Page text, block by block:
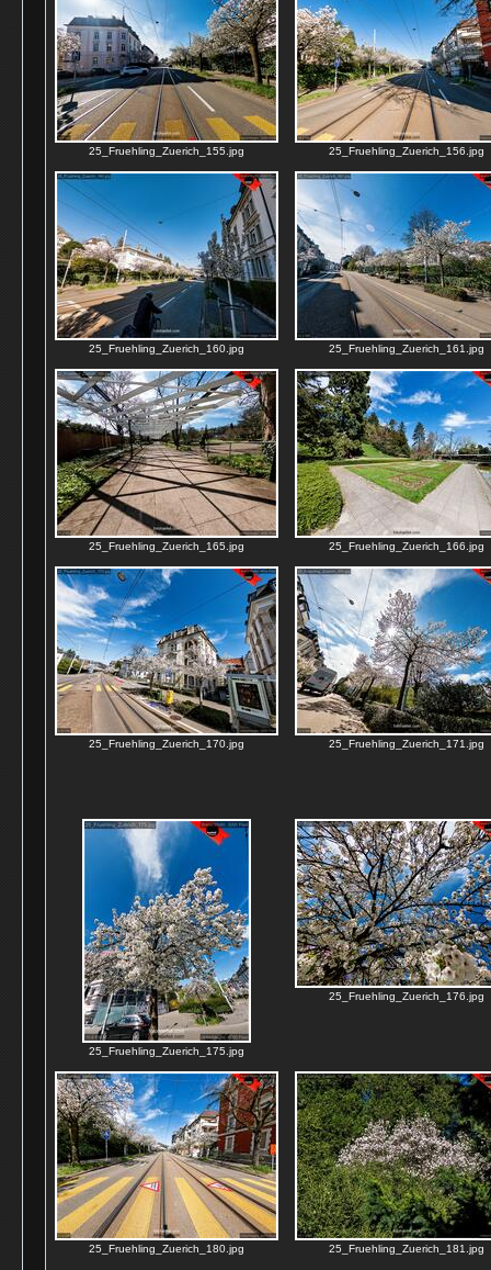
25_Fruehling_Zuerich_155.jpg 25_Fruehling_Zuerich_156.jpg
25_Fruehling_Zuerich_160.jpg 25_Fruehling_Zuerich_161.jpg
25_Fruehling_Zuerich_165.jpg 25_Fruehling_Zuerich_166.jpg
25_Fruehling_Zuerich_170.jpg 25_Fruehling_Zuerich_171.jpg
25_Fruehling_Zuerich_175.jpg
25_Fruehling_Zuerich_176.jpg
25_Fruehling_Zuerich_180.jpg 25_Fruehling_Zuerich_181.jpg